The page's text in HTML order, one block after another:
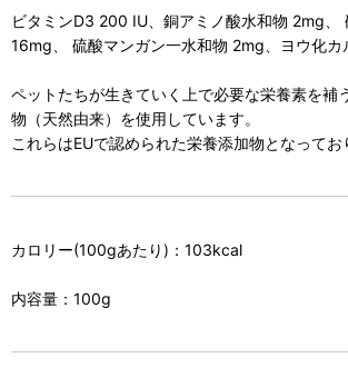
ビタミンD3 200 IU、銅アミノ酸水和物 2mg、
16mg、 硫酸マンガン一水和物 2mg、ヨウ化
ペットたちが生きていく上で必要な栄養素を補
物（天然由来）を使用しています。
これらはEUで認められた栄養添加物となってお
カロリー(100gあたり)：103kcal
内容量：100g